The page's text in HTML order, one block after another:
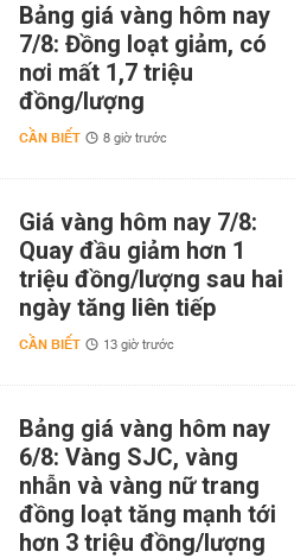
Bảng giá vàng hôm nay
7/8: Đồng loạt giảm, có
nơi mất 1,7 triệu
đồng/lượng
CẦN BIẾT 8 giờ trước
Giá vàng hôm nay 7/8:
Quay đầu giảm hơn 1
triệu đồng/lượng sau hai
ngày tăng liên tiếp
CẦN BIẾT 13 giờ trước
Bảng giá vàng hôm nay
6/8: Vàng SJC, vàng
nhẫn và vàng nữ trang
đồng loạt tăng mạnh tới
hơn 3 triệu đồng/lượng